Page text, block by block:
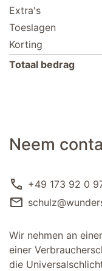
Extra's
Toeslagen
Korting
Totaal bedrag
Neem
call +49 173 92 0
mail
Wir nehmen an
einer
die